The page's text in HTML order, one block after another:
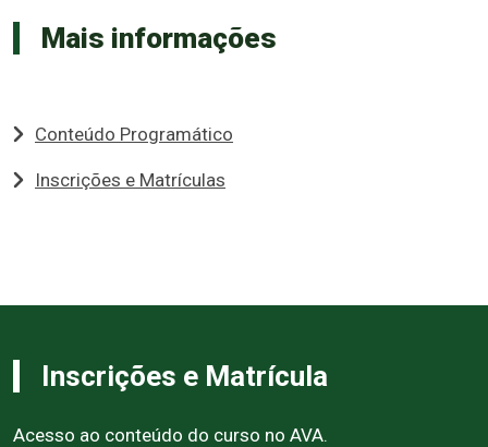
Mais informações
Conteúdo Programático
Inscrições e Matrículas
Inscrições e Matrícula
Acesso ao conteúdo do curso no AVA.